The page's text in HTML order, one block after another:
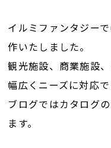
イルミファンタジー
作いたしました。
観光施設、商業施設
幅広くニーズに対応
ブログではカタログ
ます。